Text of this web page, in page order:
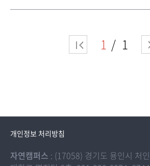
1 1
개인정보 처리방침
자연캠퍼스 : (17058) 경기도 용인시 처